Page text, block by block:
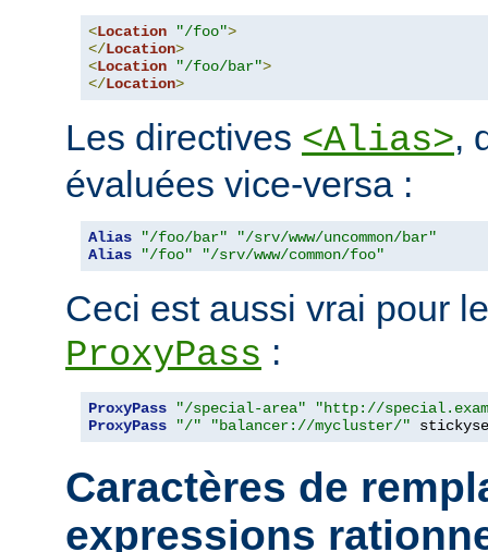
<Location "/foo">
</Location>
<Location "/foo/bar">
</Location>
Les directives <Alias>,
évaluées vice-versa :
Alias "/foo/bar"
"/srv/www/uncommon/bar"
Alias
"/foo" "/srv/www/common/foo"
Ceci est aussi vrai pour
ProxyPass :
ProxyPass "/special-area"
"http://
ProxyPass
"/" "balancer://mycluster/"
Caractères de
expressions